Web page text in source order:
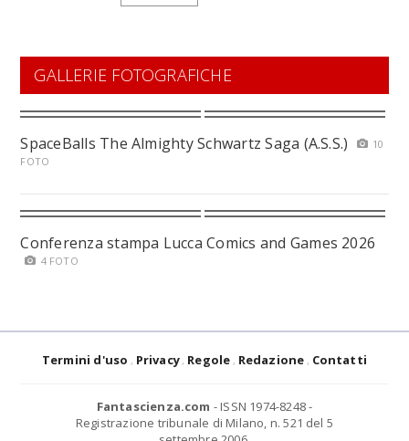
GALLERIE FOTOGRAFICHE
SpaceBalls The Almighty Schwartz Saga (A.S.S.)
10
FOTO
Conferenza stampa Lucca Comics and Games 2026
4 FOTO
Termini d'uso Privacy Regole Redazione Contatti
Fantascienza.com - ISSN 1974-8248 -
Registrazione tribunale di Milano, n. 521 del 5